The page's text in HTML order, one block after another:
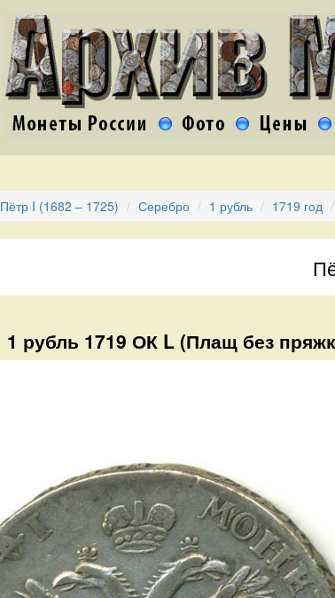
Пётр I (1682 – 1725) Серебро 1 рубль 1719 год
1 рубль 1719 ОК L (Плащ без